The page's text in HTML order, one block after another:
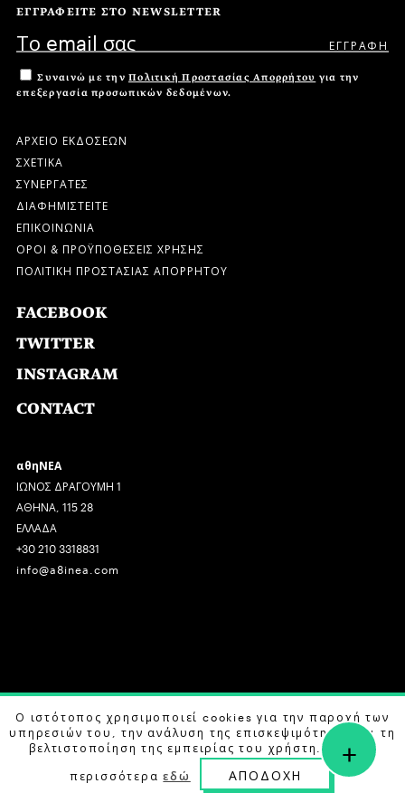
ΕΓΓΡΑΦΕΙΤΕ ΣΤΟ NEWSLETTER
Συναινώ με την Πολιτική Προστασίας Απορρήτου για την
επεξεργασία προσωπικών δεδομένων.
ΑΡΧΕΙΟ ΕΚΔΟΣΕΩΝ
ΣΧΕΤΙΚΑ
ΣΥΝΕΡΓΑΤΕΣ
ΔΙΑΦΗΜΙΣΤΕΙΤΕ
ΕΠΙΚΟΙΝΩΝΙΑ
ΟΡΟΙ & ΠΡΟΫΠΟΘΕΣΕΙΣ ΧΡΗΣΗΣ
ΠΟΛΙΤΙΚΗ ΠΡΟΣΤΑΣΙΑΣ ΑΠΟΡΡΗΤΟΥ
FACEBOOK
TWITTER
INSTAGRAM
CONTACT
αθηΝΕΑ
ΙΩΝΟΣ ΔΡΑΓΟΥΜΗ 1
ΑΘΗΝΑ, 115 28
ΕΛΛΑΔΑ
+30 210 3318831
info@a8inea.com
COPYRIGHT © 2026 αθηΝΕΑ, ALL RIGHTS RESERVED.
DESIGN BY G DESIGN STUDIO. DEVELOPED BYB LABS
Ο ιστότοπος χρησιμοποιεί cookies για την παροχή των
υπηρεσιών του, την ανάλυση της επισκεψιμότητας και τη
βελτιστοποίηση της εμπειρίας του χρήστη. Μάθετε
περισσότεραεδώ ΑΠΟΔΟΧΗ
+